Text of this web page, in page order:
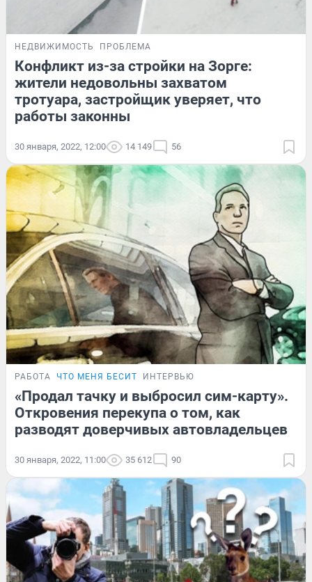
НЕДВИЖИМОСТЬ ПРОБЛЕМА
Конфликт из-за стройки на Зорге:
жители недовольны захватом
тротуара, застройщик уверяет, что
работы законны
30 января, 2022, 12:00 14 149 56
РАБОТА ЧТО МЕНЯ БЕСИТ ИНТЕРВЬЮ
«Продал тачку и выбросил сим-карту».
Откровения перекупа о том, как
разводят доверчивых автовладельцев
30 января, 2022, 11:00 35 612 90